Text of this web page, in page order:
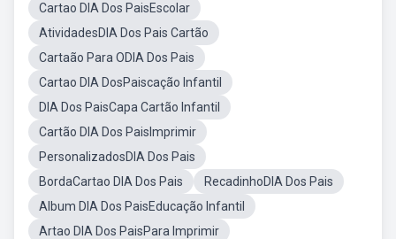
Cartao DIA Dos PaisEscolar
AtividadesDIA Dos Pais Cartão
Cartaão Para ODIA Dos Pais
Cartao DIA DosPaiscação Infantil
DIA Dos PaisCapa Cartão Infantil
Cartão DIA Dos PaisImprimir
PersonalizadosDIA Dos Pais
BordaCartao DIA Dos Pais
RecadinhoDIA Dos Pais
Album DIA Dos PaisEducação Infantil
Artao DIA Dos PaisPara Imprimir